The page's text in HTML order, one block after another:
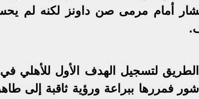
أمام مرمى صن داونز لكنه لم
فمررها ببراعة ورؤية ثاقبة إلى